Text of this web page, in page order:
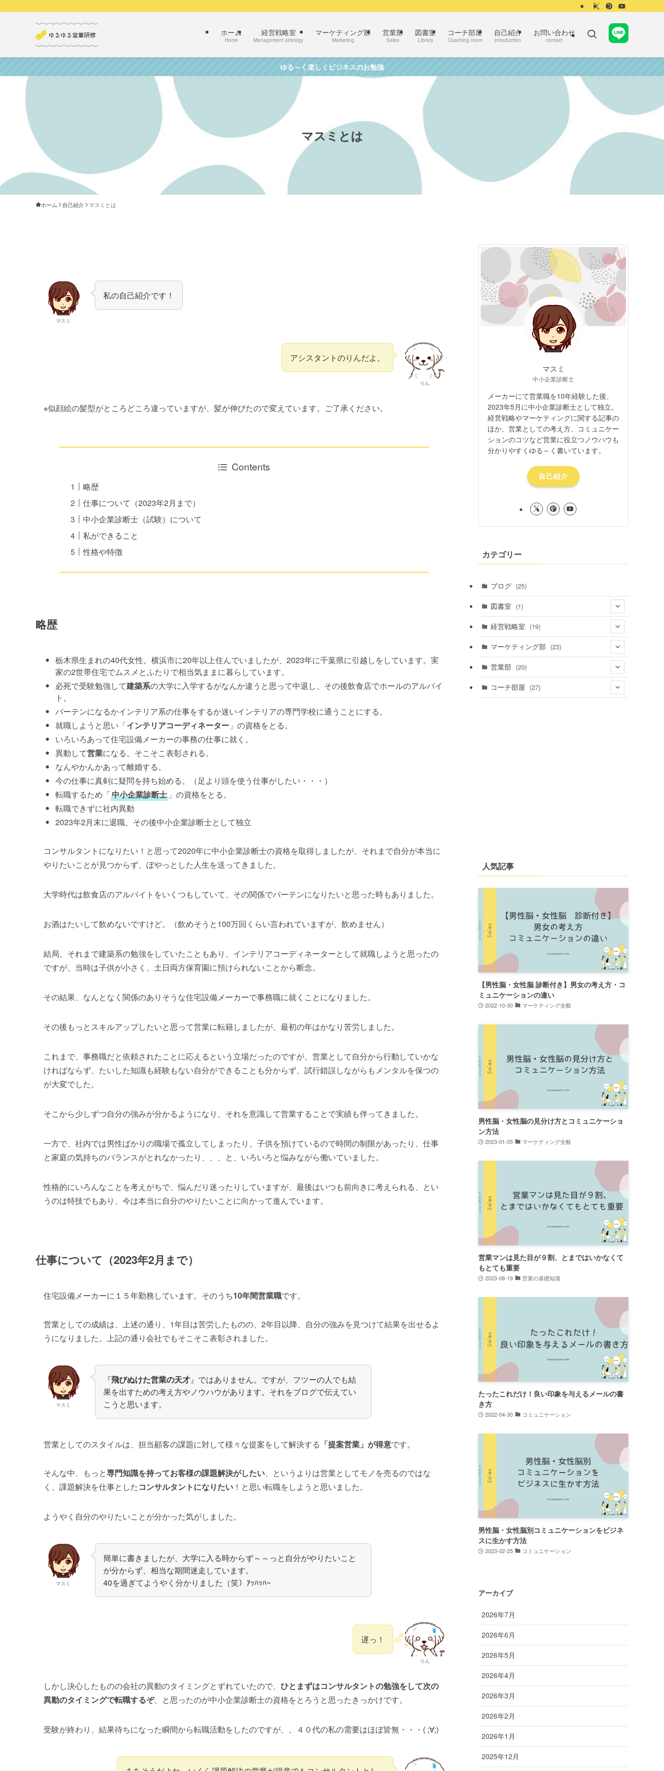
ホーム
Home
経営戦略室
Management strategy
マーケティング部
Marketing
営業部
Sales
図書室
Library
コーチ部屋
Coaching room
自己紹介
introduction
お問い合わせ
contact
ゆる～く楽しくビジネスのお勉強
マスミとは
ホーム 自己紹介 マスミとは
マスミ
私の自己紹介です！
りん
アシスタントのりんだよ。
※似顔絵の髪型がところどころ違っていますが、髪が伸びたので変えています。ご了承ください。
Contents
略歴
仕事について（2023年2月まで）
中小企業診断士（試験）について
私ができること
性格や特徴
略歴
栃木県生まれの40代女性。横浜市に20年以上住んでいましたが、2023年に千葉県に引越しをしています。実
家の2世帯住宅でムスメとふたりで相当気ままに暮らしています。
必死で受験勉強して建築系の大学に入学するがなんか違うと思って中退し、その後飲食店でホールのアルバイ
ト。
バーテンになるかインテリア系の仕事をするか迷いインテリアの専門学校に通うことにする。
就職しようと思い「インテリアコーディネーター 」の資格をとる。
いろいろあって住宅設備メーカーの事務の仕事に就く。
異動して営業になる。そこそこ表彰される。
なんやかんかあって離婚する。
今の仕事に真剣に疑問を持ち始める。（足より頭を使う仕事がしたい・・・）
転職するため「中小企業診断士 」の資格をとる。
転職できずに社内異動
2023年2月末に退職、その後中小企業診断士として独立
コンサルタントになりたい！と思って2020年に中小企業診断士の資格を取得しましたが、それまで自分が本当に
やりたいことが見つからず、ぼやっとした人生を送ってきました。
大学時代は飲食店のアルバイトをいくつもしていて、その関係でバーテンになりたいと思った時もありました。
お酒はたいして飲めないですけど。（飲めそうと100万回くらい言われていますが、飲めません）
結局、それまで建築系の勉強をしていたこともあり、インテリアコーディネーターとして就職しようと思ったの
ですが、当時は子供が小さく、土日両方保育園に預けられないことから断念。
その結果、なんとなく関係のありそうな住宅設備メーカーで事務職に就くことになりました。
その後もっとスキルアップしたいと思って営業に転籍しましたが、最初の年はかなり苦労しました。
これまで、事務職だと依頼されたことに応えるという立場だったのですが、営業として自分から行動していかな
ければならず、たいした知識も経験もない自分ができることも分からず、試行錯誤しながらもメンタルを保つの
が大変でした。
そこから少しずつ自分の強みが分かるようになり、それを意識して営業することで実績も伴ってきました。
一方で、社内では男性ばかりの職場で孤立してしまったり、子供を預けているので時間の制限があったり、仕事
と家庭の気持ちのバランスがとれなかったり、、、と、いろいろと悩みながら働いていました。
性格的にいろんなことを考えがちで、悩んだり迷ったりしていますが、最後はいつも前向きに考えられる、とい
うのは特技でもあり、今は本当に自分のやりたいことに向かって進んでいます。
仕事について（2023年2月まで）
住宅設備メーカーに１５年勤務しています。そのうち10年間営業職です。
営業としての成績は、上述の通り、1年目は苦労したものの、2年目以降、自分の強みを見つけて結果を出せるよ
うになりました。上記の通り会社でもそこそこ表彰されました。
マスミ
『飛びぬけた営業の天才』ではありません。ですが、フツーの人でも結
果を出すための考え方やノウハウがあります。それをブログで伝えてい
こうと思います。
営業としてのスタイルは、担当顧客の課題に対して様々な提案をして解決する 「提案営業」が得意です。
そんな中、もっと専門知識を持ってお客様の課題解決がしたい、というよりは営業としてモノを売るのではな
く、課題解決を仕事としたコンサルタントになりたい ！と思い転職をしようと思いました。
ようやく自分のやりたいことが分かった気がしました。
マスミ
簡単に書きましたが、大学に入る時からず～～っと自分がやりたいこと
が分からず、相当な期間迷走しています。
40を過ぎてようやく分かりました（笑）ｱｯﾊｯﾊ~
りん
遅っ！
しかし決心したものの会社の異動のタイミングとずれていたので、 ひとまずはコンサルタントの勉強をして次の
異動のタイミングで転職するぞ、と思ったのが中小企業診断士の資格をとろうと思ったきっかけです。
受験が終わり、結果待ちになった瞬間から転職活動をしたのですが、、４０代の私の需要はほぼ皆無・・・( ;∀;)
マスミ
中小企業診断士
メーカーにて営業職を10年経験した後、
2023年5月に中小企業診断士として独立。
経営戦略やマーケティングに関する記事の
ほか、営業としての考え方、コミュニケー
ションのコツなど営業に役立つノウハウも
分かりやすくゆる～く書いています。
自己紹介
カテゴリー
ブログ (25)
図書室 (1)
経営戦略室 (19)
(4)
(4)
(5)
マーケティング部 (23)
営業部 (20)
(4)
コーチ部屋 (27)
人気記事
【男性脳・女性脳 診断付き】男女の考え方・コ
ミュニケーションの違い
2022-10-30 マーケティング全般
男性脳・女性脳の見分け方とコミュニケーショ
ン方法
2023-01-05 マーケティング全般
営業マンは見た目が９割、とまではいかなくて
もとても重要
2023-08-19 営業の基礎知識
たったこれだけ！良い印象を与えるメールの書
き方
2022-04-30 コミュニケーション
男性脳・女性脳別コミュニケーションをビジネ
スに生かす方法
2023-02-25 コミュニケーション
アーカイブ
2026年7月
2026年6月
2026年5月
2026年4月
2026年3月
2026年2月
2026年1月
2025年12月